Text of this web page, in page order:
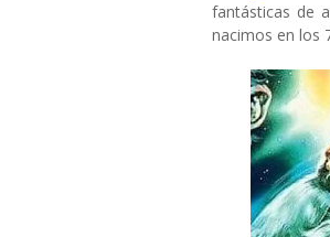
fantásticas de
nacimos en los